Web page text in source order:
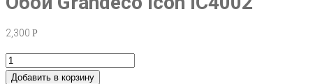
2,300 Р
Добавить в корзину